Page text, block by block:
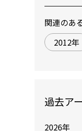
関連のあ
2012年
過去ア
2026年